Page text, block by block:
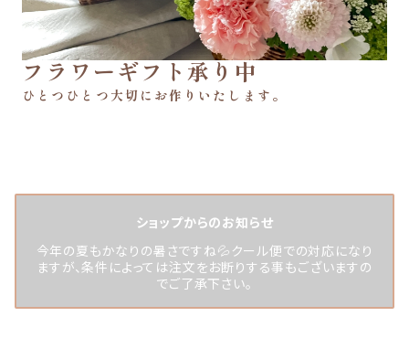
ひとつひとつ大切にお作りいたします。
ショップからのお知らせ
今年の夏もかなりの暑さですね💦クール便での対応になり
ますが、条件によっては注文をお断りする事もございますの
でご了承下さい。